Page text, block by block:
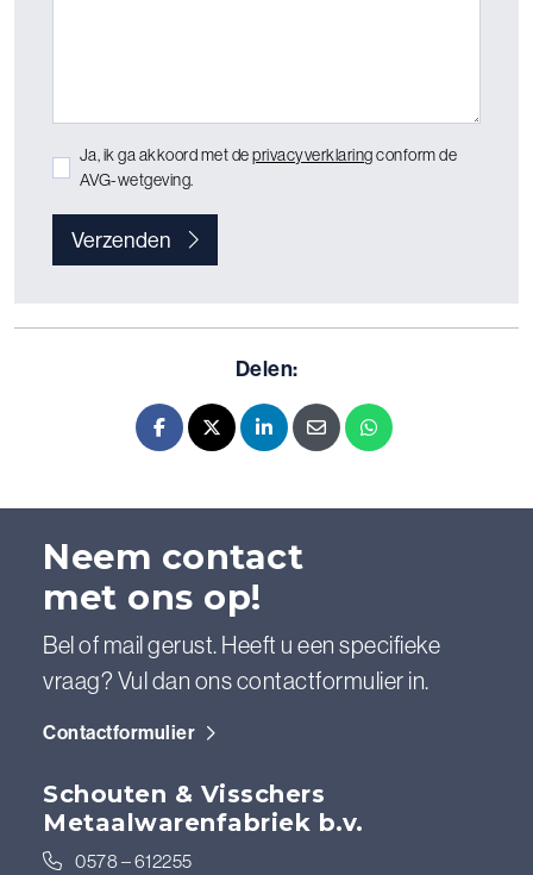
Ja, ik ga akkoord met deprivacyverklaringconform de
AVG-wetgeving.
Verzenden
Delen:
FacebookX - TwitterLinkedInE-mailWhatsapp
Neem contact
met ons op!
Bel of mail gerust. Heeft u een specifieke
vraag? Vul dan ons contactformulier in.
Contactformulier
Schouten & Visschers
Metaalwarenfabriek b.v.
0578 – 612255